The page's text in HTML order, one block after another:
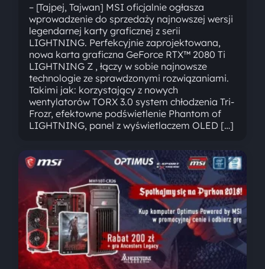
– [Tajpej, Tajwan] MSI oficjalnie ogłasza
wprowadzenie do sprzedaży najnowszej wersji
legendarnej karty graficznej z serii
LIGHTNING. Perfekcyjnie zaprojektowana,
nowa karta graficzna GeForce RTX™ 2080 Ti
LIGHTNING Z , łączy w sobie najnowsze
technologie ze sprawdzonymi rozwiązaniami.
Takimi jak: korzystający z nowych
wentylatorów TORX 3.0 system chłodzenia Tri-
Frozr, efektowne podświetlenie Phantom of
LIGHTNING, panel z wyświetlaczem OLED […]